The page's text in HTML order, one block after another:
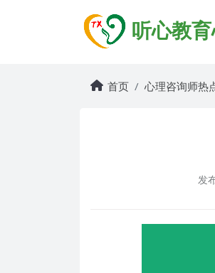
听心教
首页 心理咨询师热
发